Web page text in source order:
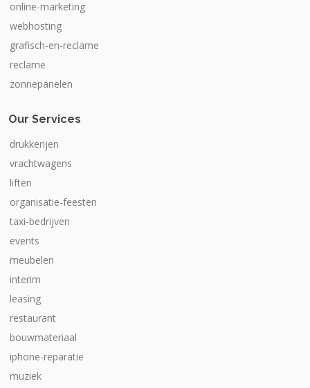
online-marketing
webhosting
grafisch-en-reclame
reclame
zonnepanelen
Our Services
drukkerijen
vrachtwagens
liften
organisatie-feesten
taxi-bedrijven
events
meubelen
interim
leasing
restaurant
bouwmateriaal
iphone-reparatie
muziek